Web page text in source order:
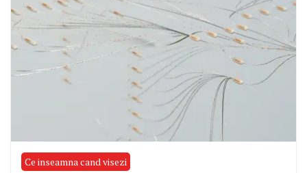
Ce inseamna cand visezi